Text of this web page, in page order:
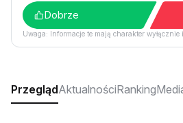
Dobrze
Uwaga: Informacje te mają charakter wyłącznie
PrzeglądAktualnościRanking